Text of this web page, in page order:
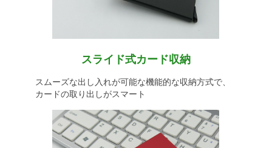
スライド式カード収納
スムーズな出し入れが可能な機能的な収納方式で、
カードの取り出しがスマート